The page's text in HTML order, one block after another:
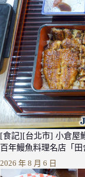
[食記][台北市] 小倉屋
百年鰻魚料理名店「
2026 年 8 月 6 日